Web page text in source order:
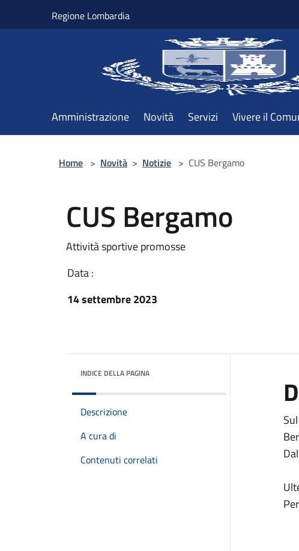
Regione Lombardia
Amministrazione Novità Servizi Vivere il
Home > Novità > Notizie > CUS Bergamo
CUS Bergamo
Attività sportive promosse
Data :
14 settembre 2023
INDICE DELLA PAGINA
Descrizione
A cura di
Contenuti correlati